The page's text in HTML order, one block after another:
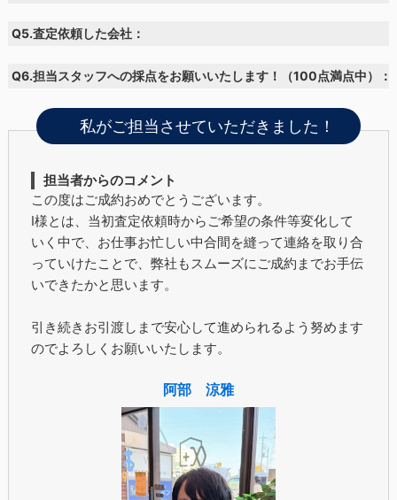
Q5.査定依頼した会社：
Q6.担当スタッフへの採点をお願いいたします！（100点満点中）：
私がご担当させていただきました！
担当者からのコメント
この度はご成約おめでとうございます。
I様とは、当初査定依頼時からご希望の条件等変化して
いく中で、お仕事お忙しい中合間を縫って連絡を取り合
っていけたことで、弊社もスムーズにご成約までお手伝
いできたかと思います。
引き続きお引渡しまで安心して進められるよう努めます
のでよろしくお願いいたします。
阿部 涼雅